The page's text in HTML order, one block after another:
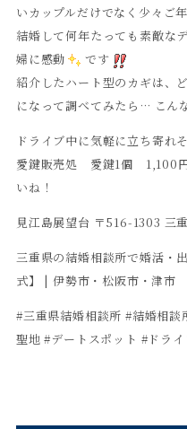
いカップルだけでなく少々ご
結婚して何年たっても素敵な
婦に感動
です
紹介したハート型のカギは、
になって調べてみたら… こん
ドライブ中に気軽に立ち寄れ
愛鍵販売処 愛鍵1個 1,100円
いね！
見江島展望台 〒516-1303 三
三重県の結婚相談所で婚活・
式】 | 伊勢市・松阪市・津市
#三重県結婚相談所#結婚相
聖地 #デートスポット #ドラ